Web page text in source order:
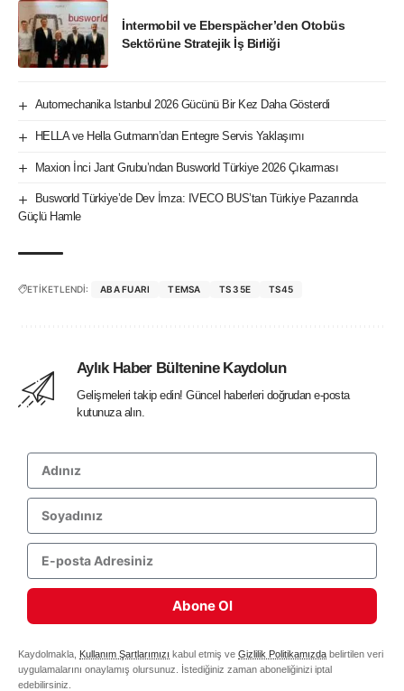
İntermobil ve Eberspächer’den Otobüs
Sektörüne Stratejik İş Birliği
Automechanika Istanbul 2026 Gücünü Bir Kez Daha Gösterdi
HELLA ve Hella Gutmann’dan Entegre Servis Yaklaşımı
Maxion İnci Jant Grubu’ndan Busworld Türkiye 2026 Çıkarması
Busworld Türkiye’de Dev İmza: IVECO BUS’tan Türkiye Pazarında
Güçlü Hamle
ETİKETLENDİ: ABA FUARI TEMSA TS 35E TS45
Aylık Haber Bültenine Kaydolun
Gelişmeleri takip edin! Güncel haberleri doğrudan e-posta
kutunuza alın.
Abone Ol
Kaydolmakla, Kullanım Şartlarımızı kabul etmiş ve Gizlilik Politikamızda belirtilen veri
uygulamalarını onaylamış olursunuz. İstediğiniz zaman aboneliğinizi iptal
edebilirsiniz.